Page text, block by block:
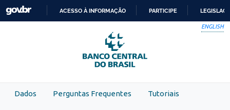
Skip to main content
PARA
O
CONTEÚDO
ACESSO À INFORMAÇÃO PARTICIPE
ENGLISH
Dados Perguntas Frequentes Tutoriais